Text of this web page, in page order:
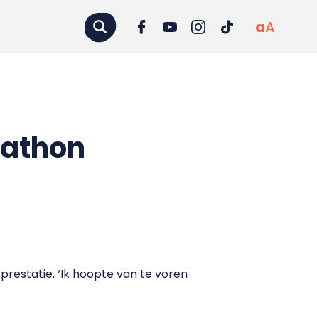
aA
‘Ik hoopte van te voren